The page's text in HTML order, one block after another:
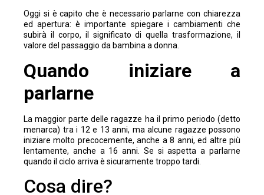
Oggi si è capito che è necessario parlarne con chiarezza
ed apertura: è importante spiegare i cambiamenti che
subirà il corpo, il significato di quella trasformazione, il
valore del passaggio da bambina a donna.
Quando iniziare a
parlarne
La maggior parte delle ragazze ha il primo periodo (detto
menarca) tra i 12 e 13 anni, ma alcune ragazze possono
iniziare molto precocemente, anche a 8 anni, ed altre più
lentamente, anche a 16 anni. Se si aspetta a parlarne
quando il ciclo arriva è sicuramente troppo tardi.
Cosa dire?